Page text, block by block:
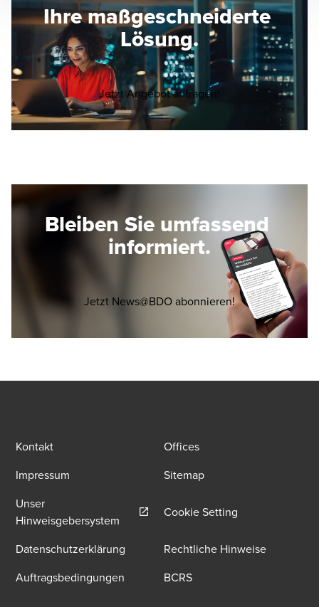
Ihre maßgeschneiderte
Lösung.
Jetzt Angebot anfragen! Opens in a new
Bleiben Sie umfassend
informiert.
Jetzt News@BDO abonnieren!Opens in a new
Kontakt
Offices
Impressum
Sitemap
Unser
Hinweisgebersystem Opens in a new window/tab
Cookie Setting
Datenschutzerklärung
Rechtliche Hinweise
Auftragsbedingungen
BCRS